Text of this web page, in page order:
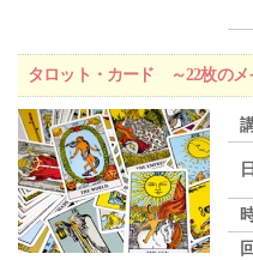
タロット・カード ～22枚のメ